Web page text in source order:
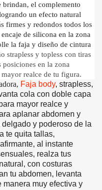
el complemento
un efecto natural
firmes y redondos todos los
de silicona en la zona
la faja y diseño de cintura
strapless y topless con tiras
posiciones en la zona
realce de tu figura.
Faja body, strapless,
cola con doble capa
mayor realce y
aplanar abdomen y
delgado y poderoso de la
te quita tallas,
al instante
realza tus
con costuras
tu abdomen, levanta
manera muy efectiva y